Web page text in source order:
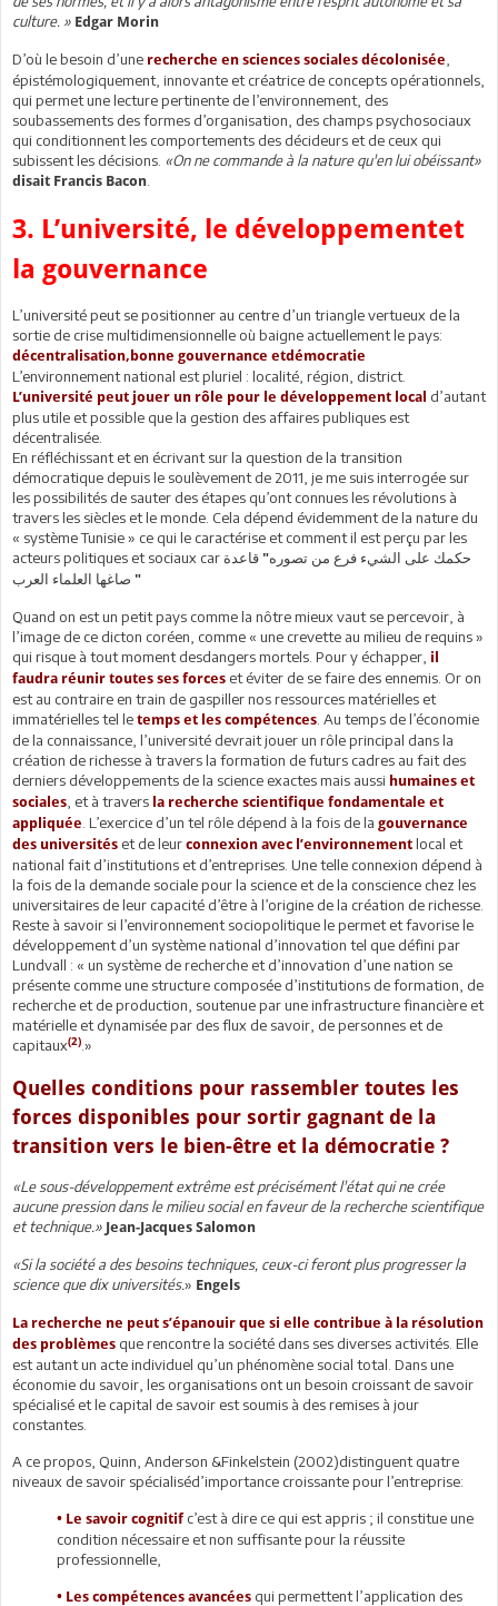
culture. » Edgar Morin
D’où le besoin d’une recherche en sciences sociales décolonisée
épistémologiquement, innovante et créatrice de concepts opérationnels,
qui permet une lecture pertinente de l’environnement, des
soubassements des formes d’organisation, des champs psychosociaux
qui conditionnent les comportements des décideurs et de ceux qui
subissent les décisions. «On ne commande à la nature qu'en lui obéissant»
disait Francis Bacon
3. L’université, le développementet
la gouvernance
L’université peut se positionner au centre d’un triangle vertueux de la
sortie de crise multidimensionnelle où baigne actuellement le pays:
décentralisation,bonne gouvernance etdémocratie
L’environnement national est pluriel : localité, région, district.
L’université peut jouer un rôle pour le développement local d’autant
plus utile et possible que la gestion des affaires publiques est
décentralisée.
En réfléchissant et en écrivant sur la question de la transition
démocratique depuis le soulèvement de 2011, je me suis interrogée sur
les possibilités de sauter des étapes qu’ont connues les révolutions à
travers les siècles et le monde. Cela dépend évidemment de la nature du
« système Tunisie » ce qui le caractérise et comment il est perçu par les
acteurs politiques et sociaux car حكمك على الشيء فرع من تصوره" قاعدة
صاغها العلماء العرب "
Quand on est un petit pays comme la nôtre mieux vaut se percevoir, à
l’image de ce dicton coréen, comme « une crevette au milieu de requins »
qui risque à tout moment desdangers mortels. Pour y échapper, il
faudra réunir toutes ses forces et éviter de se faire des ennemis. Or on
est au contraire en train de gaspiller nos ressources matérielles et
immatérielles tel le temps et les compétences . Au temps de l’économie
de la connaissance, l’université devrait jouer un rôle principal dans la
création de richesse à travers la formation de futurs cadres au fait des
derniers développements de la science exactes mais aussi humaines et
sociales , et à travers la recherche scientifique fondamentale et
appliquée . L’exercice d’un tel rôle dépend à la fois de la gouvernance
des universités et de leur connexion avec l’environnement local et
national fait d’institutions et d’entreprises. Une telle connexion dépend à
la fois de la demande sociale pour la science et de la conscience chez les
universitaires de leur capacité d’être à l’origine de la création de richesse.
Reste à savoir si l’environnement sociopolitique le permet et favorise le
développement d’un système national d’innovation tel que défini par
Lundvall : « un système de recherche et d’innovation d’une nation se
présente comme une structure composée d’institutions de formation, de
recherche et de production, soutenue par une infrastructure financière et
matérielle et dynamisée par des flux de savoir, de personnes et de
capitaux(2) .»
Quelles conditions pour rassembler toutes les
forces disponibles pour sortir gagnant de la
transition vers le bien-être et la démocratie ?
«Le sous-développement extrême est précisément l'état qui ne crée
aucune pression dans le milieu social en faveur de la recherche scientifique
et technique.» Jean-Jacques Salomon
«Si la société a des besoins techniques, ceux-ci feront plus progresser la
science que dix universités.» Engels
La recherche ne peut s’épanouir que si elle contribue à la résolution
des problèmes que rencontre la société dans ses diverses activités. Elle
est autant un acte individuel qu’un phénomène social total. Dans une
économie du savoir, les organisations ont un besoin croissant de savoir
spécialisé et le capital de savoir est soumis à des remises à jour
constantes.
A ce propos, Quinn, Anderson &Finkelstein (2002)distinguent quatre
niveaux de savoir spécialiséd’importance croissante pour l’entreprise:
• Le savoir cognitifc’est à dire ce qui est appris ; il constitue une
condition nécessaire et non suffisante pour la réussite
professionnelle,
• Les compétences avancées qui permettent l’application des